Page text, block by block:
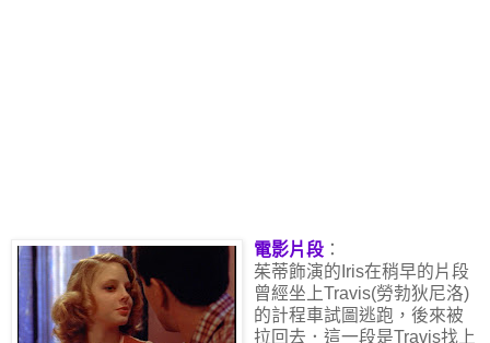
電影片段 ：
茱蒂飾演的Iris在稍早的片段
曾經坐上Travis(勞勃狄尼洛)
的計程車試圖逃跑，後來被
拉回去．這一段是Travis找上